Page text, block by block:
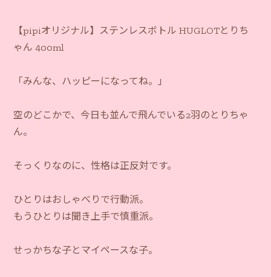
【pipiオリジナル】ステンレスボトル HUGLOTとりち
ゃん 400ml
「みんな、ハッピーになってね。」
空のどこかで、今日も並んで飛んでいる2羽のとりちゃ
ん。
そっくりなのに、性格は正反対です。
ひとりはおしゃべりで行動派。
もうひとりは聞き上手で慎重派。
せっかちな子とマイペースな子。